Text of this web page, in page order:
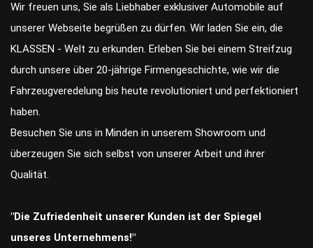
Wir freuen uns, Sie als Liebhaber exklusiver Automobile auf
unserer Webseite begrüßen zu dürfen. Wir laden Sie ein, die
KLASSEN - Welt zu erkunden. Erleben Sie bei einem Streifzug
durch unsere über 20-jährige Firmengeschichte, wie wir die
Fahrzeugveredelung bis heute revolutioniert und perfektioniert
haben.
Besuchen Sie uns in Minden in unserem Showroom und
überzeugen Sie sich selbst von unserer Arbeit und ihrer
Qualität.
"Die Zufriedenheit unserer Kunden ist der Spiegel
unseres Unternehmens!"